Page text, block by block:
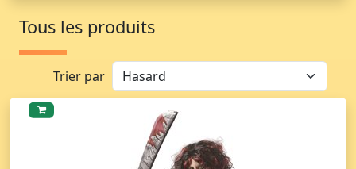
Tous les produits
Trier par